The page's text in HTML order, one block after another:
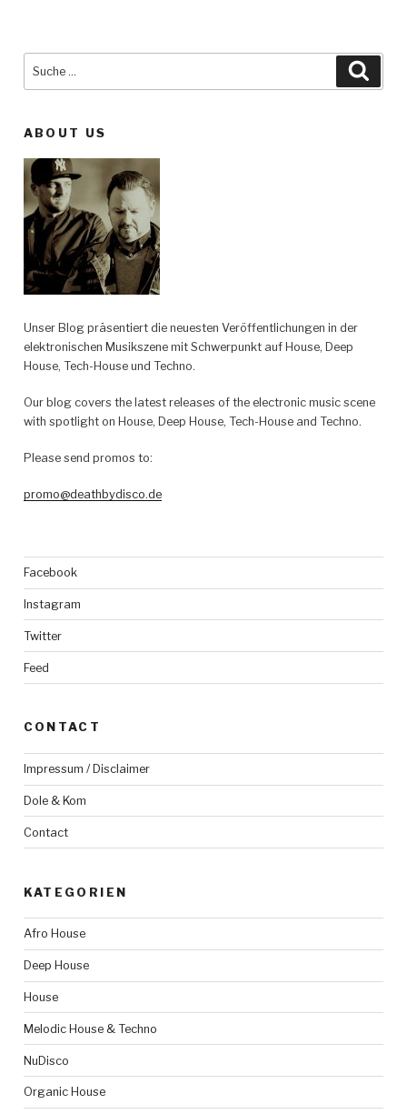
EP
ABOUT US
Unser Blog präsentiert die neuesten Veröffentlichungen in der
elektronischen Musikszene mit Schwerpunkt auf House, Deep
House, Tech-House und Techno.
Our blog covers the latest releases of the electronic music scene
with spotlight on House, Deep House, Tech-House and Techno.
Please send promos to:
promo@deathbydisco.de
Facebook
Instagram
Twitter
Feed
CONTACT
Impressum / Disclaimer
Dole & Kom
Contact
KATEGORIEN
Afro House
Deep House
House
Melodic House & Techno
NuDisco
Organic House